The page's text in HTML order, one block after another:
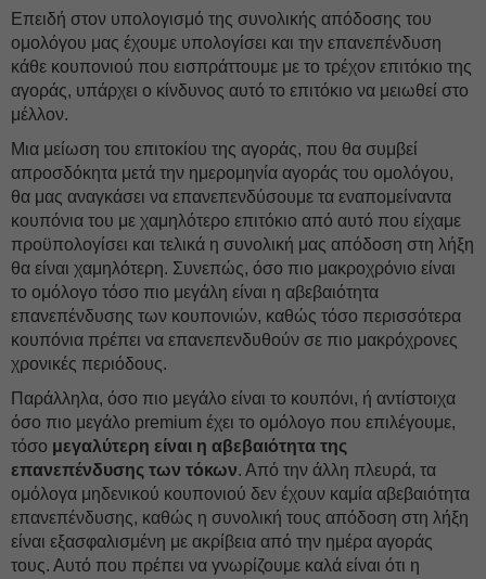
Επειδή στον υπολογισμό της συνολικής απόδοσης του
ομολόγου μας έχουμε υπολογίσει και την επανεπένδυση
κάθε κουπονιού που εισπράττουμε με το τρέχον επιτόκιο της
αγοράς, υπάρχει ο κίνδυνος αυτό το επιτόκιο να μειωθεί στο
μέλλον.
Μια μείωση του επιτοκίου της αγοράς, που θα συμβεί
απροσδόκητα μετά την ημερομηνία αγοράς του ομολόγου,
θα μας αναγκάσει να επανεπενδύσουμε τα εναπομείναντα
κουπόνια του με χαμηλότερο επιτόκιο από αυτό που είχαμε
προϋπολογίσει και τελικά η συνολική μας απόδοση στη λήξη
θα είναι χαμηλότερη. Συνεπώς, όσο πιο μακροχρόνιο είναι
το ομόλογο τόσο πιο μεγάλη είναι η αβεβαιότητα
επανεπένδυσης των κουπονιών, καθώς τόσο περισσότερα
κουπόνια πρέπει να επανεπενδυθούν σε πιο μακρόχρονες
χρονικές περιόδους.
Παράλληλα, όσο πιο μεγάλο είναι το κουπόνι, ή αντίστοιχα
όσο πιο μεγάλο premium έχει το ομόλογο που επιλέγουμε,
τόσο μεγαλύτερη είναι η αβεβαιότητα της
επανεπένδυσης των τόκων. Από την άλλη πλευρά, τα
ομόλογα μηδενικού κουπονιού δεν έχουν καμία αβεβαιότητα
επανεπένδυσης, καθώς η συνολική τους απόδοση στη λήξη
είναι εξασφαλισμένη με ακρίβεια από την ημέρα αγοράς
τους. Αυτό που πρέπει να γνωρίζουμε καλά είναι ότι η